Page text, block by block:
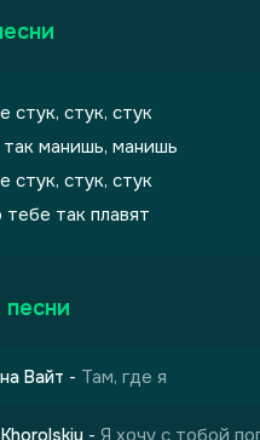
стук, стук, стук
манишь, манишь
стук, стук, стук
так плавят
песни
Вайт - Там, где я
- Я хочу с тобой